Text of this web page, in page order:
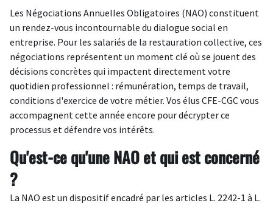
Les Négociations Annuelles Obligatoires (NAO) constituent
un rendez-vous incontournable du dialogue social en
entreprise. Pour les salariés de la restauration collective, ces
négociations représentent un moment clé où se jouent des
décisions concrètes qui impactent directement votre
quotidien professionnel : rémunération, temps de travail,
conditions d'exercice de votre métier. Vos élus CFE-CGC vous
accompagnent cette année encore pour décrypter ce
processus et défendre vos intérêts.
Qu'est-ce qu'une NAO et qui est concerné
?
La NAO est un dispositif encadré par les articles L. 2242-1 à L.